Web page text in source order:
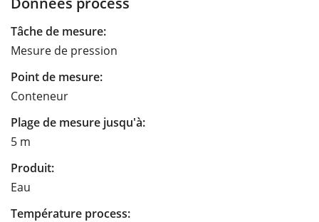
Tâche de mesure:
Mesure de pression
Point de mesure:
Conteneur
Plage de mesure jusqu'à:
5 m
Produit:
Eau
Température process: